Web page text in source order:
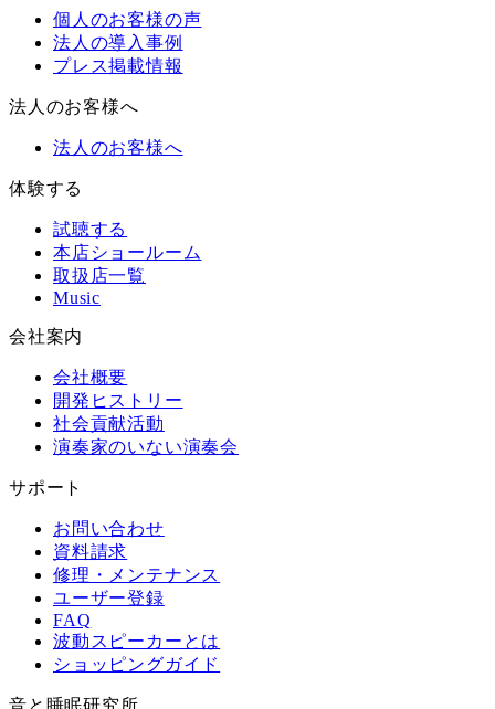
個人のお客様の声
法人の導入事例
プレス掲載情報
法人のお客様へ
法人のお客様へ
体験する
試聴する
本店ショールーム
取扱店一覧
Music
会社案内
会社概要
開発ヒストリー
社会貢献活動
演奏家のいない演奏会
サポート
お問い合わせ
資料請求
修理・メンテナンス
ユーザー登録
FAQ
波動スピーカーとは
ショッピングガイド
音と睡眠研究所